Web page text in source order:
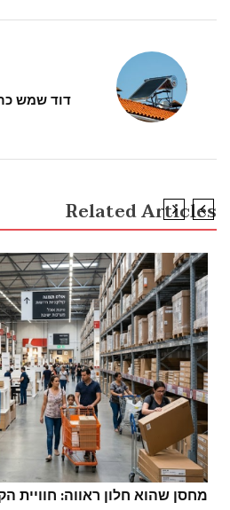
דוד שמש כרומגן 120
Related Articles
מחסן שהוא חלון ראווה: חוויית